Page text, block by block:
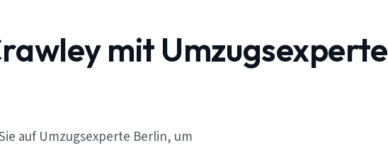
mit Umzugsexperte
auf Umzugsexperte Berlin, um